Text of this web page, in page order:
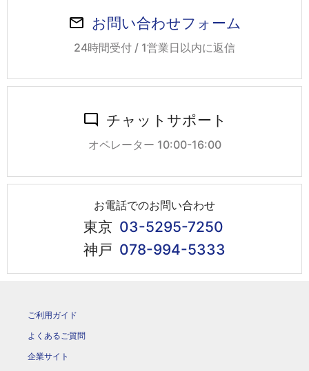
お問い合わせフォーム
24時間受付 / 1営業日以内に返信
チャットサポート
オペレーター 10:00-16:00
お電話でのお問い合わせ
東京 03-5295-7250
神戸 078-994-5333
ご利用ガイド
よくあるご質問
企業サイト